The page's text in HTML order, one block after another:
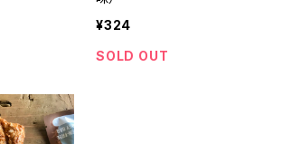
¥324
SOLD OUT